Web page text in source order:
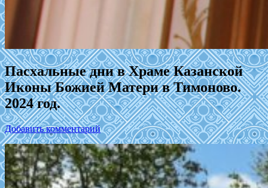
Пасхальные дни в Храме Казанской
Иконы Божией Матери в Тимоново.
2024 год.
Добавить комментарий